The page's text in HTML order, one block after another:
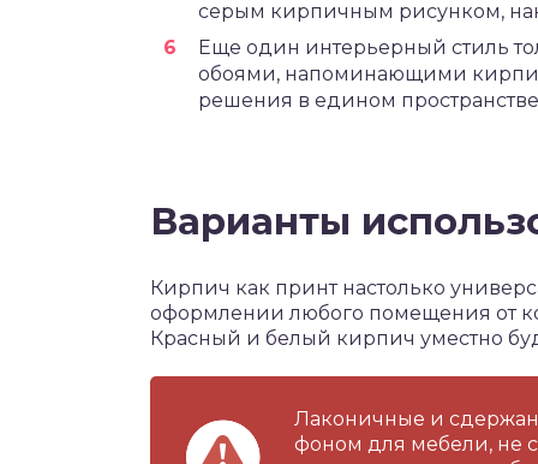
серым кирпичным рисунком,
Еще один интерьерный стиль
обоями, напоминающими
решения в едином
Варианты
Кирпич как принт настолько
оформлении любого помещения от
Красный и белый кирпич уместно
Лаконичные и
фоном для мебели, не